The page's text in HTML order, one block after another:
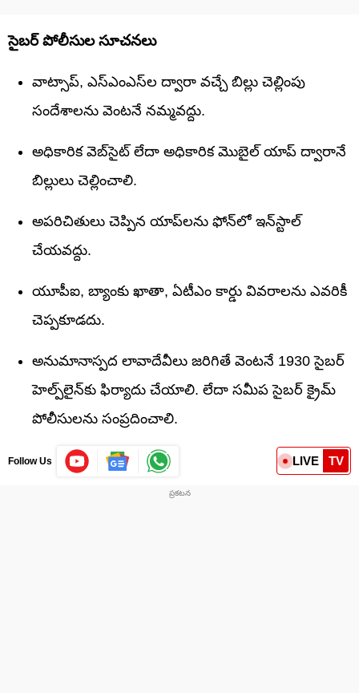
సైబర్ పోలీసుల సూచనలు
వాట్సాప్, ఎస్‌ఎంఎస్‌ల ద్వారా వచ్చే బిల్లు చెల్లింపు
సందేశాలను వెంటనే నమ్మవద్దు.
అధికారిక వెబ్‌సైట్ లేదా అధికారిక మొబైల్ యాప్ ద్వారానే
బిల్లులు చెల్లించాలి.
అపరిచితులు చెప్పిన యాప్‌లను ఫోన్‌లో ఇన్‌స్టాల్
చేయవద్దు.
యూపీఐ, బ్యాంకు ఖాతా, ఏటీఎం కార్డు వివరాలను ఎవరికీ
చెప్పకూడదు.
అనుమానాస్పద లావాదేవీలు జరిగితే వెంటనే 1930 సైబర్
హెల్ప్‌లైన్‌కు ఫిర్యాదు చేయాలి. లేదా సమీప సైబర్ క్రైమ్
పోలీసులను సంప్రదించాలి.
Follow Us LIVE TV